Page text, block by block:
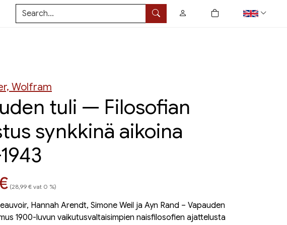
Search
0
tuotetta ostoskorissa
Wolfram
tuli — Filosofian
synkkinä aikoina
(28,99 € vat 0 %)
Hannah Arendt, Simone Weil ja Ayn Rand – Vapauden
1900-luvun vaikutusvaltaisimpien naisfilosofien ajattelusta